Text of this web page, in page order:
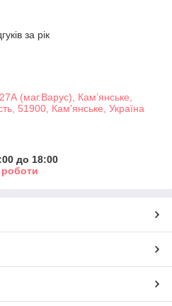
за рік
(маг.Варус), Кам’янське,
51900, Кам'янське, Україна
до 18:00
роботи